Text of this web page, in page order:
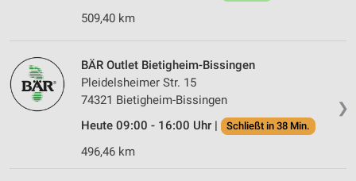
509,40 km
❯
BÄR Outlet Bietigheim-Bissingen
Pleidelsheimer Str. 15
74321 Bietigheim-Bissingen
Heute 09:00 - 16:00 Uhr |
Schließt in 38 Min.
496,46 km